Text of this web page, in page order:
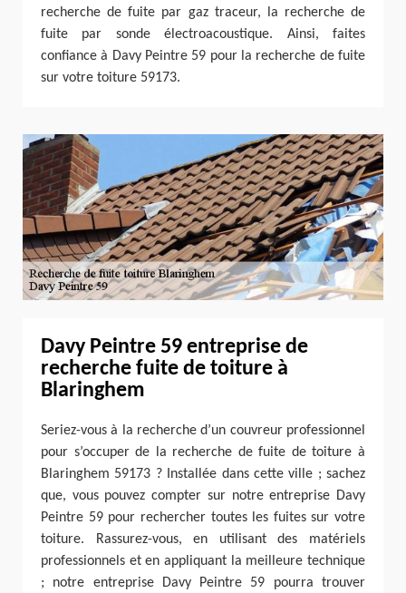
recherche de fuite par gaz traceur, la recherche de
fuite par sonde électroacoustique. Ainsi, faites
confiance à Davy Peintre 59 pour la recherche de fuite
sur votre toiture 59173.
Davy Peintre 59 entreprise de
recherche fuite de toiture à
Blaringhem
Seriez-vous à la recherche d’un couvreur professionnel
pour s’occuper de la recherche de fuite de toiture à
Blaringhem 59173 ? Installée dans cette ville ; sachez
que, vous pouvez compter sur notre entreprise Davy
Peintre 59 pour rechercher toutes les fuites sur votre
toiture. Rassurez-vous, en utilisant des matériels
professionnels et en appliquant la meilleure technique
; notre entreprise Davy Peintre 59 pourra trouver